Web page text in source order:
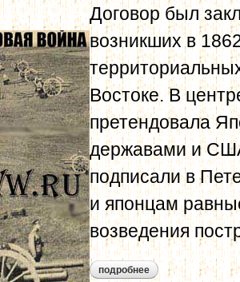
Договор был
возникших в
Востоке. В
претендовала
державами и
подписали в
и японцам
возведения
подробнее о русско-